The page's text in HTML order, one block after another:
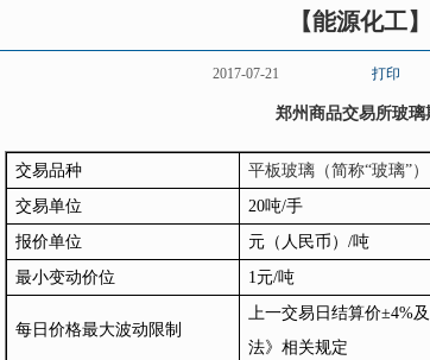
【能源化工
2017-07-21 打印
郑州商品交易所玻璃
交易品种 平板玻璃（简称“玻璃”）
交易单位
20吨/手
报价单位
元（人民币）/吨
最小变动价位
1元/吨
每日价格最大波动限制
上一交易日结算价±4%
法》相关规定